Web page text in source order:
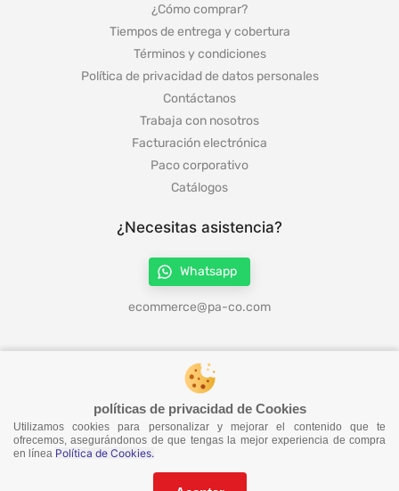
políticas de privacidad de Cookies
Utilizamos cookies para personalizar y mejorar el contenido que te
ofrecemos, asegurándonos de que tengas la mejor experiencia de compra
en línea Política de Cookies.
¿Cómo comprar?
Tiempos de entrega y cobertura
Términos y condiciones
Política de privacidad de datos personales
Contáctanos
Trabaja con nosotros
Facturación electrónica
Paco corporativo
Catálogos
¿Necesitas asistencia?
Whatsapp
ecommerce@pa-co.com
¡No te pierdas nuestras ofertas!